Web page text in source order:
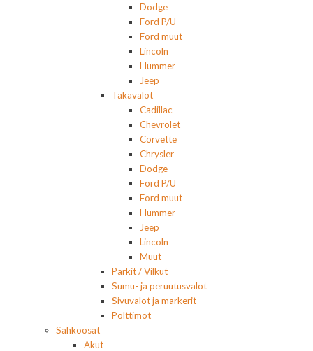
Dodge
Ford P/U
Ford muut
Lincoln
Hummer
Jeep
Takavalot
Cadillac
Chevrolet
Corvette
Chrysler
Dodge
Ford P/U
Ford muut
Hummer
Jeep
Lincoln
Muut
Parkit / Vilkut
Sumu- ja peruutusvalot
Sivuvalot ja markerit
Polttimot
Sähköosat
Akut